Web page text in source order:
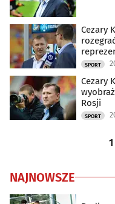
Cezary
SPORT
Cezary
Rosji
SPORT
1
NAJNOWSZE